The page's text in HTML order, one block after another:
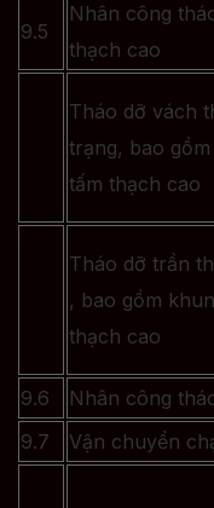
9.5
Nhân công
thạch cao
Tháo dỡ vách
trạng, bao
tấm thạch cao
Tháo dỡ trần
, bao gồm
thạch cao
9.6 Nhân công
9.7
Vận chuyển